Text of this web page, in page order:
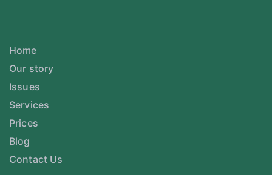
Home
Our story
Issues
Services
Prices
Blog
Contact Us